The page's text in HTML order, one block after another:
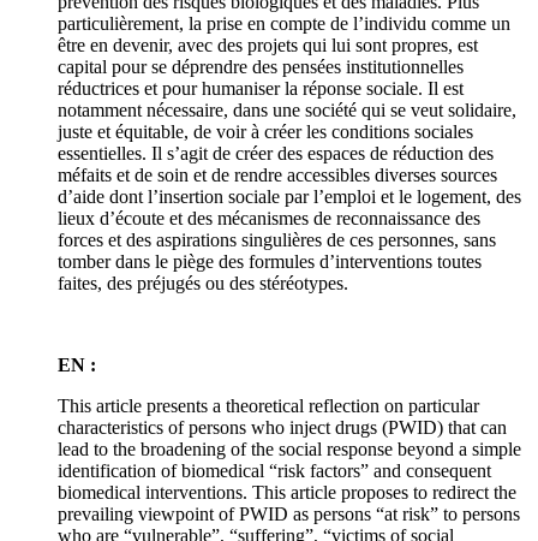
particulièrement, la prise en compte de l’individu comme un
être en devenir, avec des projets qui lui sont propres, est
capital pour se déprendre des pensées institutionnelles
réductrices et pour humaniser la réponse sociale. Il est
notamment nécessaire, dans une société qui se veut solidaire,
juste et équitable, de voir à créer les conditions sociales
essentielles. Il s’agit de créer des espaces de réduction des
méfaits et de soin et de rendre accessibles diverses sources
d’aide dont l’insertion sociale par l’emploi et le logement, des
lieux d’écoute et des mécanismes de reconnaissance des
forces et des aspirations singulières de ces personnes, sans
tomber dans le piège des formules d’interventions toutes
faites, des préjugés ou des stéréotypes.
EN :
This article presents a theoretical reflection on particular
characteristics of persons who inject drugs (PWID) that can
lead to the broadening of the social response beyond a simple
identification of biomedical “risk factors” and consequent
biomedical interventions. This article proposes to redirect the
prevailing viewpoint of PWID as persons “at risk” to persons
who are “vulnerable”, “suffering”, “victims of social